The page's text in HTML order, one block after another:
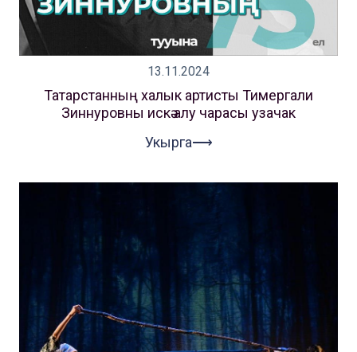
13.11.2024
Татарстанның халык артисты Тимергали
Зиннуровны искә алу чарасы узачак
Укырга⟶